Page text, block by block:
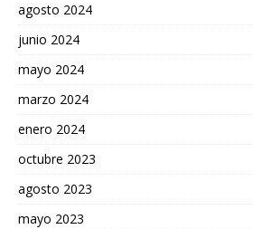
agosto 2024
junio 2024
mayo 2024
marzo 2024
enero 2024
octubre 2023
agosto 2023
mayo 2023